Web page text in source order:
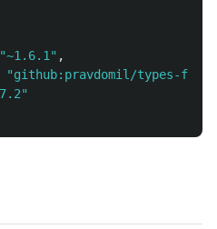
"~1.6.1" ,
"github:pravdomil/types-for-